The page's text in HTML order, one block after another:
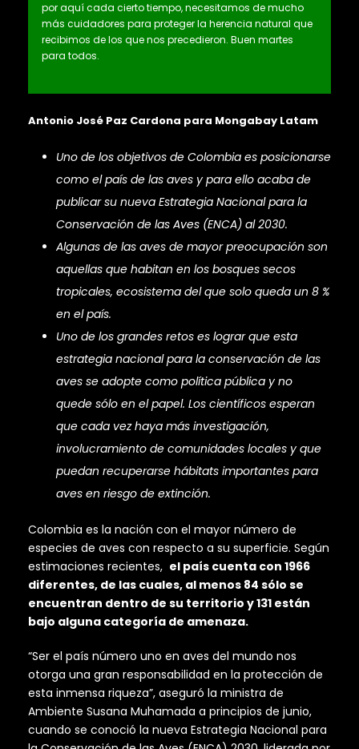
por aquí cada cierto tiempo, necesitamos de mucho
más cuidadores para proteger la herencia natural que
recibimos de los que nos precedieron. Buen martes
para todos.
Antonio José Paz Cardona para Mongabay Latam
Uno de los objetivos de Colombia es posicionarse
como el país de las aves y para ello acaba de
publicar su nueva Estrategia Nacional para la
Conservación de las Aves (ENCA) al 2030.
Algunas de las aves de mayor preocupación son
aquellas que habitan en los bosques secos
tropicales, ecosistema del que solo queda un 8 %
en el país.
Uno de los grandes retos es lograr que esta
estrategia nacional para la conservación de las
aves se adopte como política pública y no
quede sólo en el papel. Los científicos esperan
que cada vez haya más investigación,
involucramiento de comunidades locales y que
puedan recuperarse hábitats importantes para
aves en riesgo de extinción.
Colombia es la nación con el mayor número de
especies de aves con respecto a su superficie. Según
estimaciones recientes, el país cuenta con 1966
diferentes, de las cuales, al menos 84 sólo se
encuentran dentro de su territorio y 131 están
bajo alguna categoría de amenaza.
“Ser el país número uno en aves del mundo nos
otorga una gran responsabilidad en la protección de
esta inmensa riqueza”, aseguró la ministra de
Ambiente Susana Muhamada a principios de junio,
cuando se conoció la nueva Estrategia Nacional para